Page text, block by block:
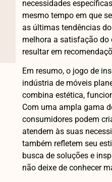
necessidades
mesmo tempo em que
as últimas tendências
melhora a satisfação do
resultar em
Em resumo, o jogo de
indústria de móveis
combina estética,
Com uma ampla gama
consumidores podem
atendem às suas
também refletem seu
busca de soluções e
não deixe de conhecer